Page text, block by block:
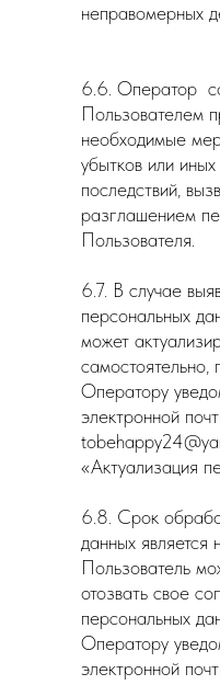
неправомерных
6.6. Оператор
Пользователем
необходимые
убытков или
последствий,
разглашением
Пользователя.
6.7. В случае
персональных
может
самостоятельно,
Оператору
электронной
«Актуализация
6.8. Срок
данных является
Пользователь
отозвать свое
персональных
Оператору
электронной